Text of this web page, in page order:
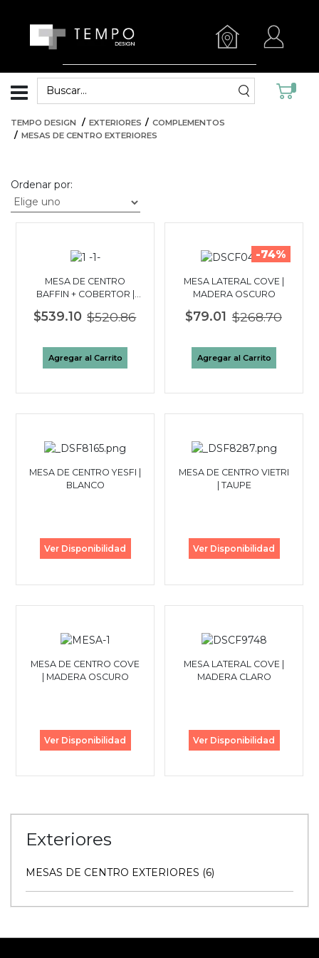
TEMPO DESIGN EXTERIORES
COMPLEMENTOS
MESAS DE CENTRO EXTERIORES
Ordenar por:
MESA DE CENTRO
BAFFIN + COBERTOR |
$539.10 $520.86
Agregar al Carrito
-74%
MESA LATERAL COVE |
MADERA OSCURO
$79.01 $268.70
Agregar al Carrito
MESA DE CENTRO YESFI |
BLANCO
Ver Disponibilidad
MESA DE CENTRO VIETRI
| TAUPE
Ver Disponibilidad
MESA DE CENTRO COVE
| MADERA OSCURO
Ver Disponibilidad
MESA LATERAL COVE |
MADERA CLARO
Ver Disponibilidad
Exteriores
MESAS DE CENTRO EXTERIORES (6)